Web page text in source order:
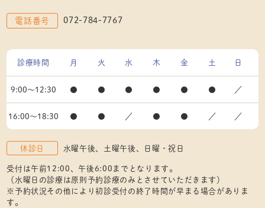
電話番号 072-784-7767
診療時間 月 火 水 木 金 土 日
9:00～12:30 ● ● ● ● ● ● ／
16:00〜18:30 ● ● ／ ● ● ／ ／
休診日
水曜午後、土曜午後、日曜・祝日
受付は午前12:00、午後6:00までとなります。
（水曜日の診療は原則予約診療のみとさせていただきます）
※予約状況その他により初診受付の終了時間が早まる場合がありま
す。